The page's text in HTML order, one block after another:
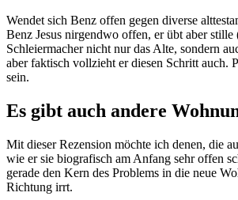
Wendet sich Benz offen gegen diverse
Benz Jesus nirgendwo offen, er übt aber
Schleiermacher nicht nur das Alte, sondern
aber faktisch vollzieht er diesen Schritt auch.
sein.
Es gibt auch andere
Mit dieser Rezension möchte ich denen, die
wie er sie biografisch am Anfang sehr offen
gerade den Kern des Problems in die neue
Richtung irrt.